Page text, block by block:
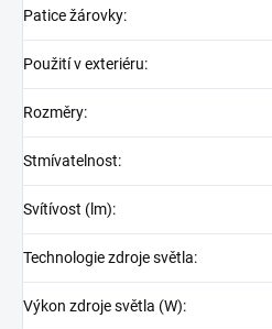
Patice žárovky:
Použití v exteriéru:
Rozměry:
Stmívatelnost:
Svítívost (lm):
Technologie zdroje světla:
Výkon zdroje světla (W):